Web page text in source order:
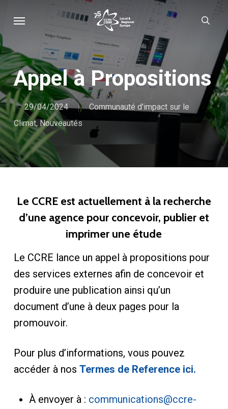
main
content
Appel à Propositions
29/04/2024
Communauté d'impact sur le
Climat, Nouveautés
Le CCRE est actuellement à la recherche
d’une agence pour concevoir, publier et
imprimer une étude
Le CCRE lance un appel à propositions pour
des services externes afin de concevoir et
produire une publication ainsi qu’un
document d’une à deux pages pour la
promouvoir.
Pour plus d’informations, vous pouvez
accéder à nos Termes de Reference ici.
À envoyer à : communications@ccre-